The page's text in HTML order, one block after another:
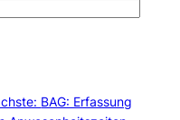
BAG: Erfassung